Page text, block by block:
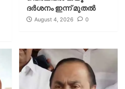
ദര്‍ശനം ഇന്ന് മുതല്‍
August 4, 2026 0